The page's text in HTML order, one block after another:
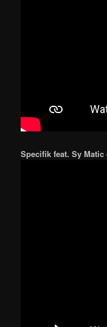
Specifik feat. Sy